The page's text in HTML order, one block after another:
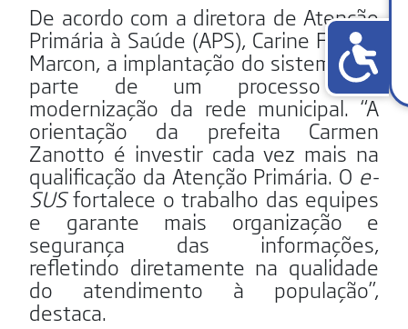
De acordo com a diretora de Atenção
Primária à Saúde (APS), Carine Freitas
Marcon, a implantação do sistema faz
parte de um processo de
modernização da rede municipal. “A
orientação da prefeita Carmen
Zanotto é investir cada vez mais na
qualificação da Atenção Primária. O e-
SUSfortalece o trabalho das equipes
e garante mais organização e
segurança das informações,
refletindo diretamente na qualidade
do atendimento à população”,
destaca.